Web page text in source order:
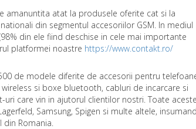
amanuntita atat la produsele oferite cat si la
din segmentul accesoriilor GSM. In mediul
din ele fiind deschise in cele mai importante
platformei noastre https://www.contakt.ro/
de modele diferite de accesorii pentru
si boxe bluetooth, cabluri de incarcare si
care vin in ajutorul clientilor nostri. Toate
Samsung, Spigen si multe altele, insumand
Romania.